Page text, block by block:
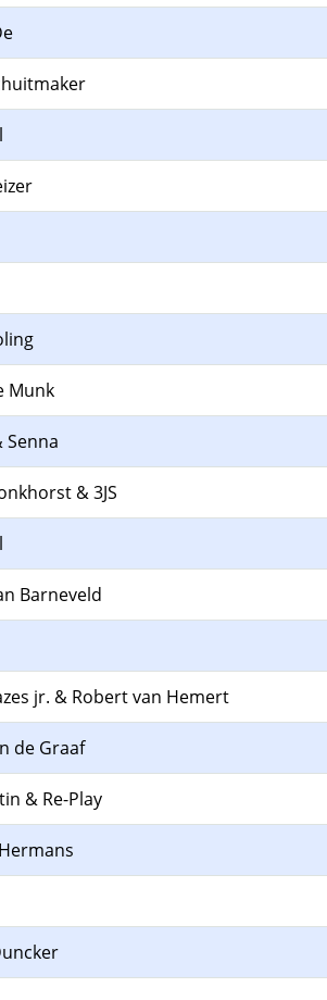
Munk
Senna
& 3JS
Barneveld
jr. & Robert van Hemert
de Graaf
& Re-Play